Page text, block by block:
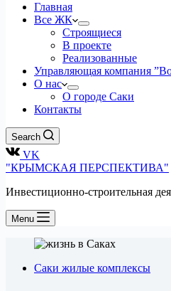
Главная
Все ЖК
Строящиеся
В проекте
Реализованные
Управляющая компания
О нас
О городе Саки
Контакты
Search
VK
"КРЫМСКАЯ ПЕРСПЕКТИВА"
Инвестиционно-строительная
Menu
Саки жилые комплексы